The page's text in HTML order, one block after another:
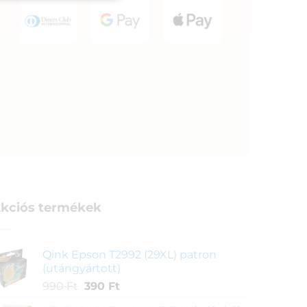
termékek
Qink Epson T2992 (29XL) patron
(utángyártott)
990 Ft Original
390 FtCurrent